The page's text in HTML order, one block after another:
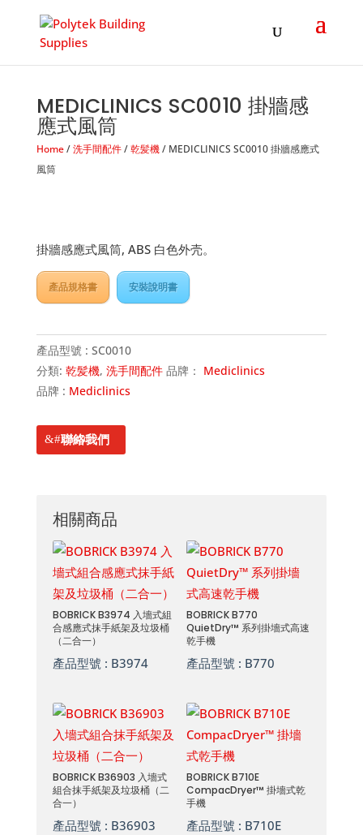
MEDICLINICS SC0010 掛牆感
應式風筒
Home/洗手間配件/乾髪機/ MEDICLINICS SC0010 掛牆感應式
風筒
掛牆感應式風筒, ABS 白色外壳。
產品規格書 安裝說明書
產品型號 : SC0010
分類: 乾髪機, 洗手間配件 品牌： Mediclinics
品牌 : Mediclinics
聯絡我們
相關商品
BOBRICK B3974 入墻式組
合感應式抹手紙架及垃圾桶
（二合一）
產品型號 : B3974
BOBRICK B770
QuietDry™ 系列掛墻式高速
乾手機
產品型號 : B770
BOBRICK B36903 入墻式
組合抹手紙架及垃圾桶（二
合一）
產品型號 : B36903
BOBRICK B710E
CompacDryer™ 掛墻式乾
手機
產品型號 : B710E